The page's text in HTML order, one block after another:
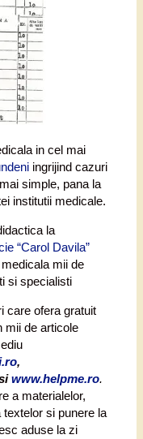
in cel mai
ingrijind cazuri
simple, pana la
institutii medicale.
la
“Carol Davila”
mii de
si specialisti
care ofera gratuit
mii de articole
,
www.helpme.ro.
a materialelor,
si punere la
aduse la zi